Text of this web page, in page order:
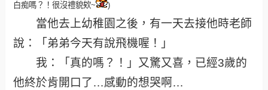
白痴嗎？！很沒禮貌欸~ )
當他去上幼稚園之後，有一天去接他時老師
說：「弟弟今天有說飛機喔！」
我：「真的嗎？！」又驚又喜，已經3歲的
他終於肯開口了…感動的想哭啊…